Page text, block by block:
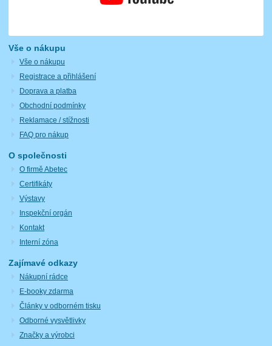
Vše o nákupu
Vše o nákupu
Registrace a přihlášení
Doprava a platba
Obchodní podmínky
Reklamace / stížnosti
FAQ pro nákup
O společnosti
O firmě Abetec
Certifikáty
Výstavy
Inspekční orgán
Kontakt
Interní zóna
Zajímavé odkazy
Nákupní rádce
E-booky zdarma
Články v odborném tisku
Odborné vysvětlivky
Značky a výrobci